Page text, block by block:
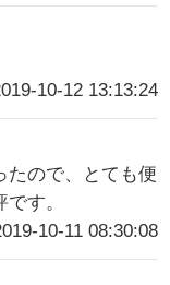
10-12 13:13:24
たので、とても便
す。
10-11 08:30:08